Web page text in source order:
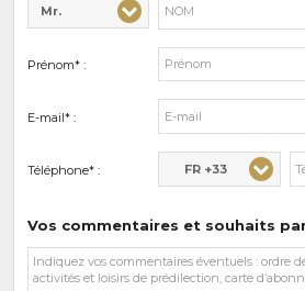
Civilité* :
Mr.
Nom* :
Prénom* :
E-mail* :
Téléphone* : FR +33
Vos commentaires et souhaits
Vos
commentaires